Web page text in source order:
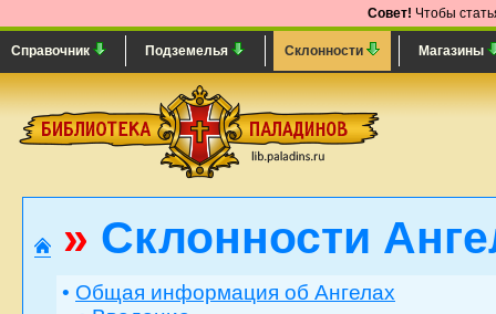
Совет! Чтобы
Справочник Подземелья Склонности Магазины
» Склонности
• Общая информация об Ангелах